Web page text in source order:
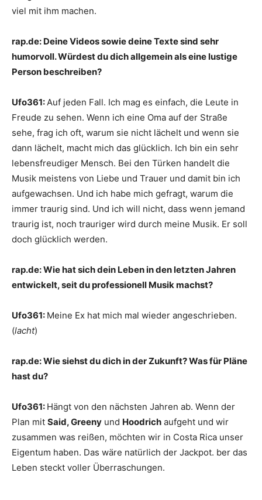
viel mit ihm machen.
rap.de: Deine Videos sowie deine Texte sind sehr
humorvoll. Würdest du dich allgemein als eine lustige
Person beschreiben?
Ufo361:Auf jeden Fall. Ich mag es einfach, die Leute in
Freude zu sehen. Wenn ich eine Oma auf der Straße
sehe, frag ich oft, warum sie nicht lächelt und wenn sie
dann lächelt, macht mich das glücklich. Ich bin ein sehr
lebensfreudiger Mensch. Bei den Türken handelt die
Musik meistens von Liebe und Trauer und damit bin ich
aufgewachsen. Und ich habe mich gefragt, warum die
immer traurig sind. Und ich will nicht, dass wenn jemand
traurig ist, noch trauriger wird durch meine Musik. Er soll
doch glücklich werden.
rap.de:Wie hat sich dein Leben in den letzten Jahren
entwickelt, seit du professionell Musik machst?
Ufo361: Meine Ex hat mich mal wieder angeschrieben.
(lacht)
rap.de:Wie siehst du dich in der Zukunft? Was für Pläne
hast du?
Ufo361: Hängt von den nächsten Jahren ab. Wenn der
Plan mit Said, Greeny und Hoodrich aufgeht und wir
zusammen was reißen, möchten wir in Costa Rica unser
Eigentum haben. Das wäre natürlich der Jackpot. ber das
Leben steckt voller Überraschungen.